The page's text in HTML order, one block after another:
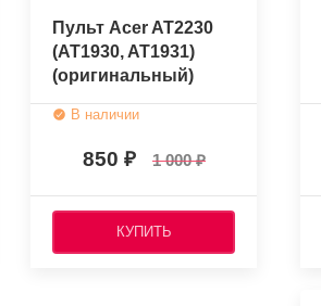
Пульт Acer AT2230
(AT1930, AT1931)
(оригинальный)
В наличии
850 1 000
КУПИТЬ